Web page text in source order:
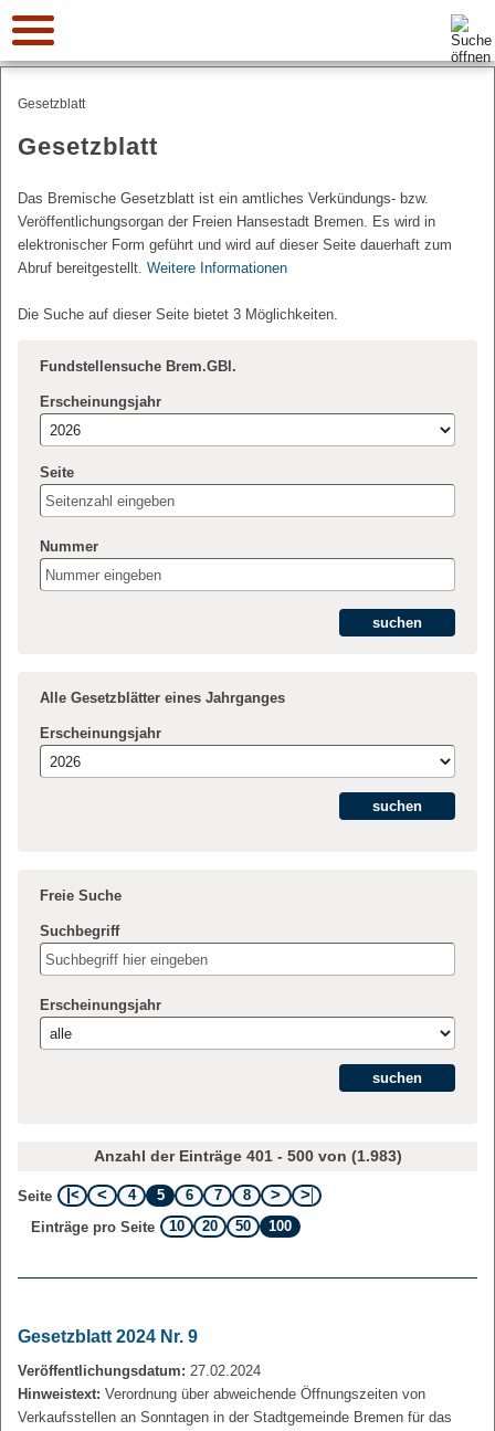
Suche:
Gesetzblatt
Gesetzblatt
Das Bremische Gesetzblatt ist ein amtliches Verkündungs- bzw.
Veröffentlichungsorgan der Freien Hansestadt Bremen. Es wird in
elektronischer Form geführt und wird auf dieser Seite dauerhaft zum
Abruf bereitgestellt. Weitere Informationen
Die Suche auf dieser Seite bietet 3 Möglichkeiten.
Fundstellensuche Brem.GBl.
Erscheinungsjahr
Seite
Nummer
Alle Gesetzblätter eines Jahrganges
Erscheinungsjahr
Freie Suche
Suchbegriff
Erscheinungsjahr
Anzahl der Einträge 401 - 500 von (1.983)
Seite 4 5 6 7
8
Einträge pro Seite
10 20 50 100
Gesetzblatt 2024 Nr. 9
Veröffentlichungsdatum: 27.02.2024
Hinweistext: Verordnung über abweichende Öffnungszeiten von
Verkaufsstellen an Sonntagen in der Stadtgemeinde Bremen für das